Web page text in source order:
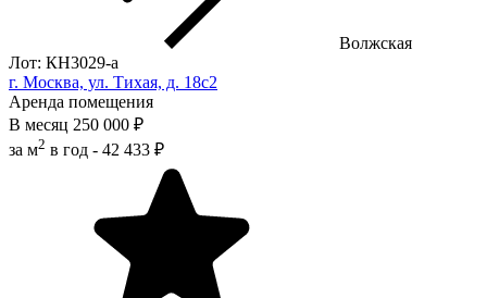
Волжская
Лот: КН3029-a
г. Москва, ул. Тихая, д. 18с2
Аренда помещения
В месяц 250 000 ₽
за м2 в год - 42 433 ₽